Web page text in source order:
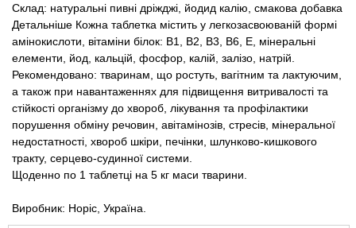
Склад: натуральні пивні дріжджі, йодид калію, смакова добавка
Детальніше Кожна таблетка містить у легкозасвоюваній формі
амінокислоти, вітаміни білок: В1, В2, В3, В6, Е, мінеральні
елементи, йод, кальцій, фосфор, калій, залізо, натрій.
Рекомендовано: тваринам, що ростуть, вагітним та лактуючим,
а також при навантаженнях для підвищення витривалості та
стійкості організму до хвороб, лікування та профілактики
порушення обміну речовин, авітамінозів, стресів, мінеральної
недостатності, хвороб шкіри, печінки, шлунково-кишкового
тракту, серцево-судинної системи.
Щоденно по 1 таблетці на 5 кг маси тварини.
Виробник: Норіс, Україна.
Товари для коней
Товари для людей
Хозряд - господарчі товари оптом
Популярні зоотоварі